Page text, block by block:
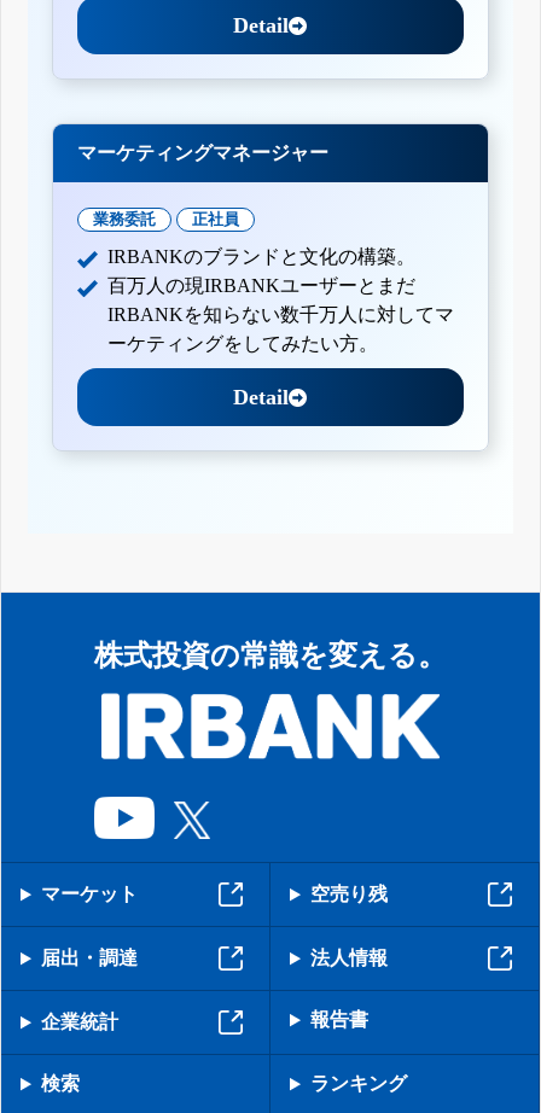
Detail
マーケティングマネージャー
業務委託 正社員
IRBANKのブランドと文化の構築。
百万人の現IRBANKユーザーとまだ
IRBANKを知らない数千万人に対してマ
ーケティングをしてみたい方。
Detail
株式投資の常識を変える。
マーケット 空売り残
届出・調達 法人情報
企業統計 報告書
検索 ランキング